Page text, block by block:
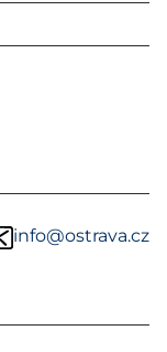
info@ostrava.cz